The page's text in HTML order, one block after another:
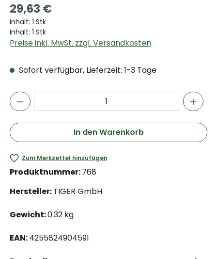
29,63 €
Inhalt: 1 Stk
Inhalt: 1 Stk
Preise inkl. MwSt. zzgl. Versandkosten
Sofort verfügbar, Lieferzeit: 1-3 Tage
In den Warenkorb
Zum Merkzettel hinzufügen
Produktnummer:768
Hersteller:TIGER GmbH
Gewicht:0.32 kg
EAN:4255824904591